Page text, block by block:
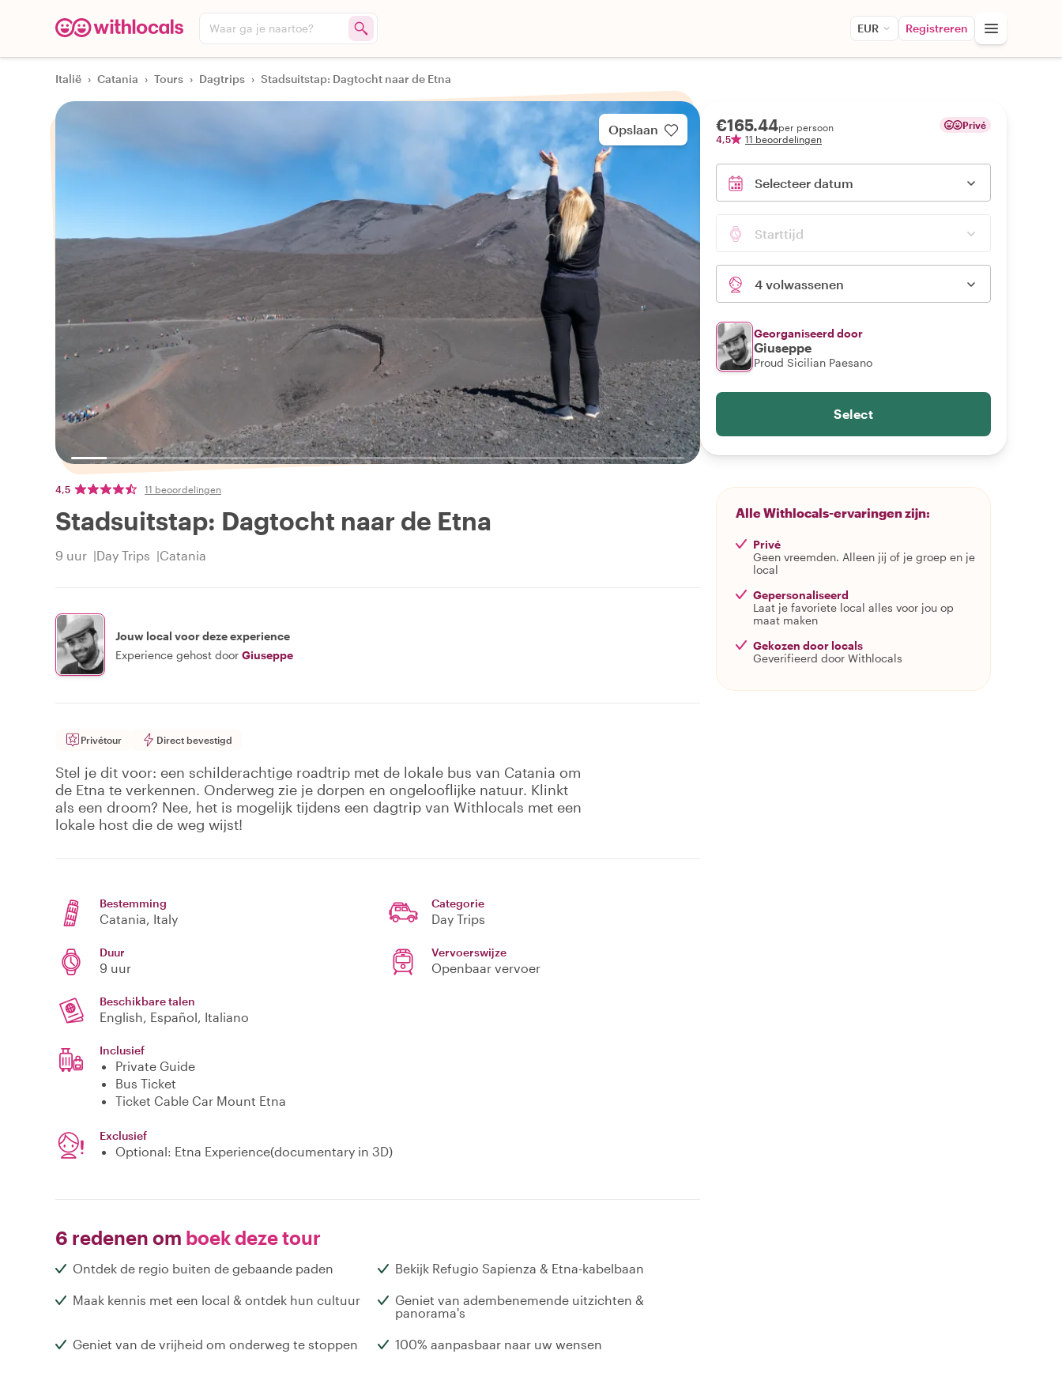
Waar ga je naartoe? EUR Registreren
Italië › Catania › Tours › Dagtrips › Stadsuitstap: Dagtocht naar de Etna
Opslaan
4,5 11 beoordelingen
Stadsuitstap: Dagtocht naar de Etna
9 uur Day Trips Catania
Jouw local voor deze experience
Experience gehost door Giuseppe
Privétour Direct bevestigd
Stel je dit voor: een schilderachtige roadtrip met de lokale bus van Catania om
de Etna te verkennen. Onderweg zie je dorpen en ongelooflijke natuur. Klinkt
als een droom? Nee, het is mogelijk tijdens een dagtrip van Withlocals met een
lokale host die de weg wijst!
Bestemming
Catania, Italy
Categorie
Day Trips
Duur
9 uur
Vervoerswijze
Openbaar vervoer
Beschikbare talen
English, Español, Italiano
Inclusief
Private Guide
Bus Ticket
Ticket Cable Car Mount Etna
Exclusief
Optional: Etna Experience(documentary in 3D)
6 redenen om boek deze tour
Ontdek de regio buiten de gebaande paden Bekijk Refugio Sapienza & Etna-kabelbaan
Maak kennis met een local & ontdek hun cultuur
Geniet van adembenemende uitzichten &
panorama's
Geniet van de vrijheid om onderweg te stoppen 100% aanpasbaar naar uw wensen
€165.44per persoon
4,5
11 beoordelingen
Privé
Selecteer datum
Starttijd
4 volwassenen
Georganiseerd door
Giuseppe
Proud Sicilian Paesano
Select
Alle Withlocals-ervaringen zijn:
Privé
Geen vreemden. Alleen jij of je groep en je
local
Gepersonaliseerd
Laat je favoriete local alles voor jou op
maat maken
Gekozen door locals
Geverifieerd door Withlocals